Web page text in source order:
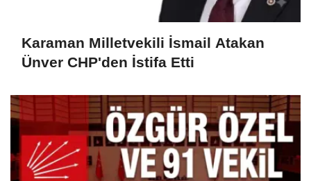
Karaman Milletvekili İsmail Atakan
Ünver CHP'den İstifa Etti